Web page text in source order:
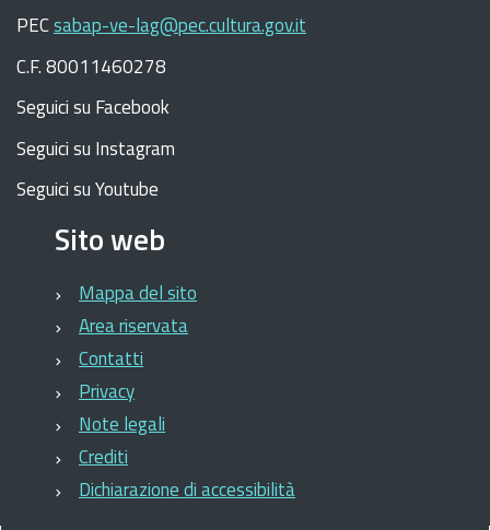
PECsabap-ve-lag@pec.cultura.gov.it
C.F. 80011460278
Seguici su Facebook
Seguici su Instagram
Seguici su Youtube
Sito web
Mappa del sito
Area riservata
Contatti
Privacy
Note legali
Crediti
Dichiarazione di accessibilità